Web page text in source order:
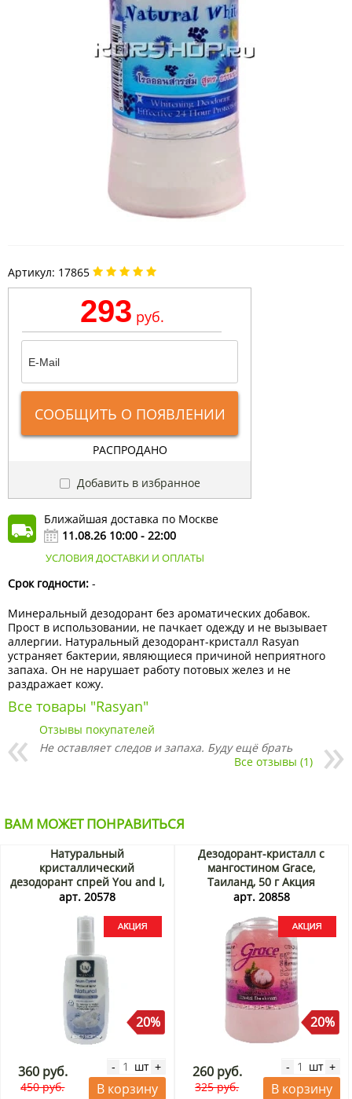
Артикул: 17865
293 руб.
СООБЩИТЬ О ПОЯВЛЕНИИ
РАСПРОДАНО
Добавить в избранное
Ближайшая доставка по Москве
11.08.26 10:00 - 22:00
УСЛОВИЯ ДОСТАВКИ И ОПЛАТЫ
Срок годности: -
Минеральный дезодорант без ароматических добавок.
Прост в использовании, не пачкает одежду и не вызывает
аллергии. Натуральный дезодорант-кристалл Rasyan
устраняет бактерии, являющиеся причиной неприятного
запаха. Он не нарушает работу потовых желез и не
раздражает кожу.
Все товары "Rasyan"
Отзывы покупателей
Не оставляет следов и запаха. Буду ещё брать
Все отзывы (1)
ВАМ МОЖЕТ ПОНРАВИТЬСЯ
Натуральный
кристаллический
дезодорант спрей You and I,
Таиланд, 100 мл Акция
арт. 20578
20%
360 руб.
450 руб.
- шт +
В корзину
Дезодорант-кристалл с
мангостином Grace,
Таиланд, 50 г Акция
арт. 20858
20%
260 руб.
325 руб.
- шт +
В корзину